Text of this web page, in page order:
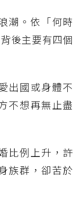
潮。依「何時
後主要有四個
出國或身體不
不想再無止盡
比例上升，許
族群，卻苦於